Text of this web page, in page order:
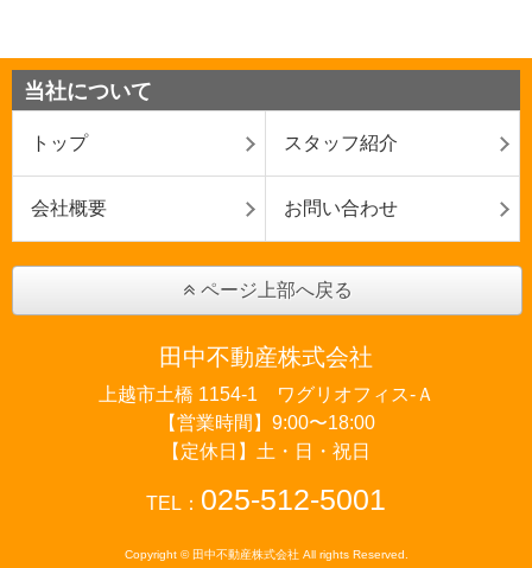
当社について
トップ スタッフ紹介
会社概要 お問い合わせ
ページ上部へ戻る
田中不動産株式会社
上越市土橋 1154-1 ワグリオフィス‐Ａ
【営業時間】9:00〜18:00
【定休日】土・日・祝日
TEL： 025-512-5001
Copyright © 田中不動産株式会社 All rights Reserved.